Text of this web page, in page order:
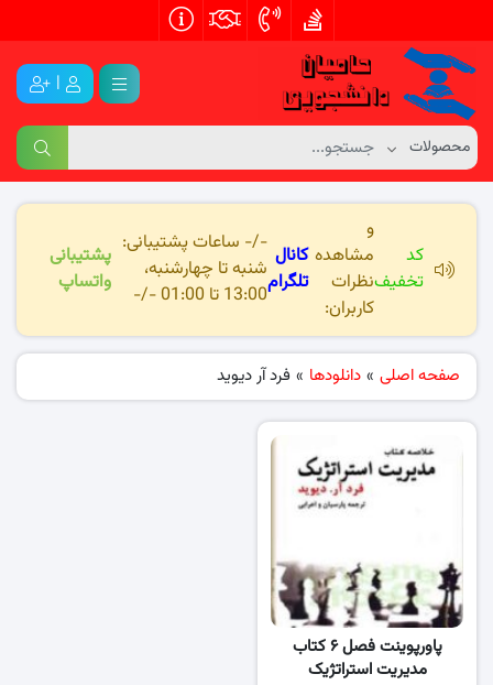
|
کد
تخفیف
و
مشاهده
نظرات
کاربران:
کانال
تلگرام
-/- ساعات پشتیبانی:
شنبه تا چهارشنبه،
13:00 تا 01:00 -/-
پشتیبانی
واتساپ
صفحه اصلی » دانلودها » فرد آر دیوید
پاورپوینت فصل ۶ کتاب
مدیریت استراتژیک